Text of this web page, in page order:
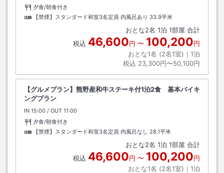
夕食/朝食付き
【禁煙】スタンダード和室3名定員 内風呂あり 33.9平米
おとな2名 1泊 1部屋 合計
税込 46,600円 〜 100,200円
おとな1名 (2名1室)｜ 1泊
税込 23,300円〜50,100円
【グルメプラン】熊野産和牛ステーキ付1泊2食 基本バイキ
ングプラン
IN チェックイン
15:00 / OUT チェックアウト
11:00
夕食/朝食付き
【禁煙】スタンダード和室3名定員 内風呂なし 28.1平米
おとな2名 1泊 1部屋 合計
税込 46,600円 〜 100,200円
おとな1名 (2名1室)｜ 1泊